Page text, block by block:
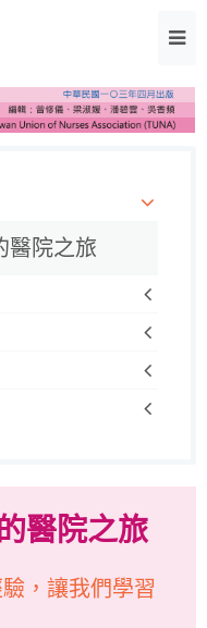
醫院之旅
醫院之旅
，讓我們學習